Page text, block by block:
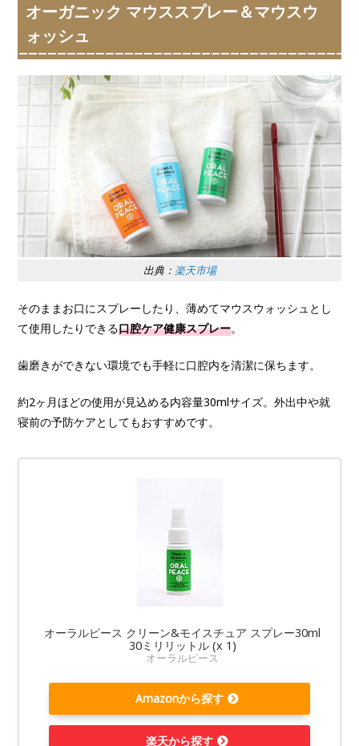
オーガニック マウススプレー＆マウスウ
ォッシュ
出典： 楽天市場
そのままお口にスプレーしたり、薄めてマウスウォッシュとし
て使用したりできる口腔ケア健康スプレー。
歯磨きができない環境でも手軽に口腔内を清潔に保ちます。
約2ヶ月ほどの使用が見込める内容量30mlサイズ。外出中や就
寝前の予防ケアとしてもおすすめです。
オーラルピース クリーン&モイスチュア スプレー30ml
30ミリリットル (x 1)
オーラルピース
Amazonから探す
楽天から探す